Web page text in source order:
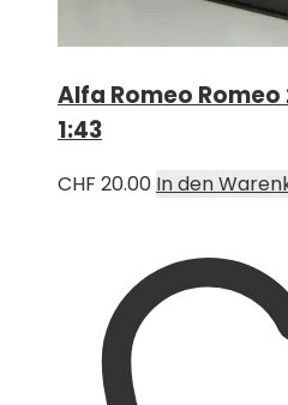
Alfa Romeo Romeo
1:43
CHF 20.00 In den